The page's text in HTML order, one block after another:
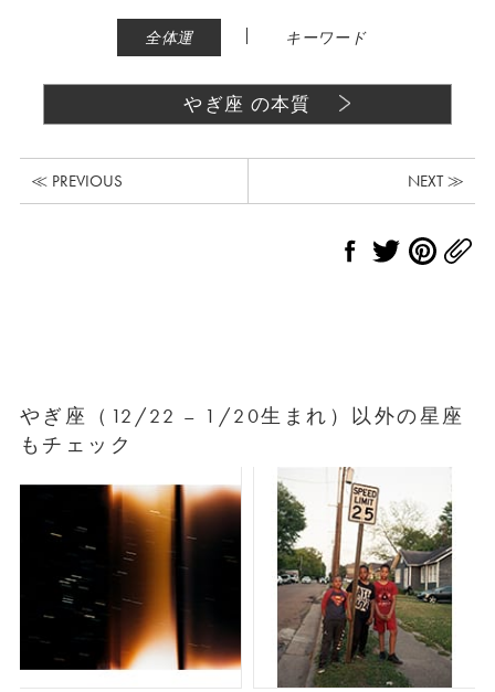
全体運 | キーワード
やぎ座 の本質
≪ PREVIOUS NEXT ≫
やぎ座（12/22 – 1/20生まれ）以外の星座
もチェック